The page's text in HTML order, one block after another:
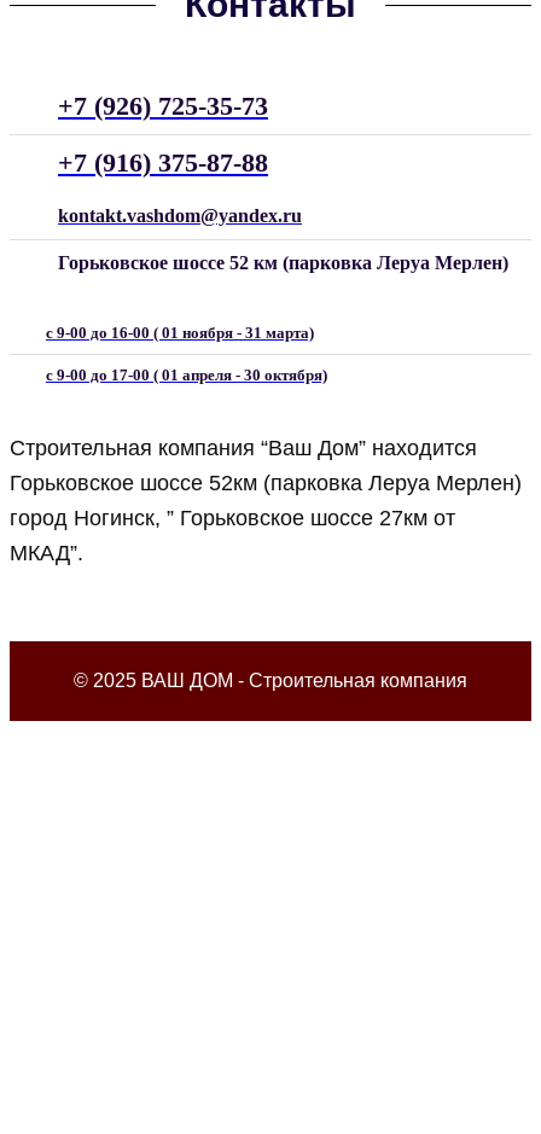
+7 (926) 725-35-73
+7 (916) 375-87-88
kontakt.vashdom@yandex.ru
Горьковское шоссе 52 км (парковка Леруа Мерлен)
с 9-00 до 16-00 ( 01 ноября - 31 марта)
с 9-00 до 17-00 ( 01 апреля - 30 октября)
Строительная компания “Ваш Дом” находится
Горьковское шоссе 52км (парковка Леруа Мерлен)
город Ногинск, ” Горьковское шоссе 27км от
МКАД”.
© 2025 ВАШ ДОМ - Строительная компания